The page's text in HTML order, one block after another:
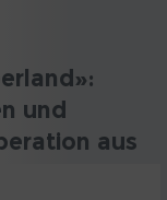
und
aus